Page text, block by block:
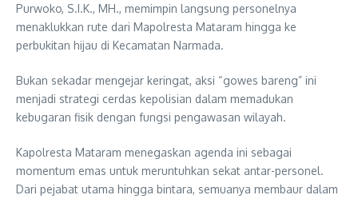
Purwoko, S.I.K., MH., memimpin langsung personelnya
menaklukkan rute dari Mapolresta Mataram hingga ke
perbukitan hijau di Kecamatan Narmada.
Bukan sekadar mengejar keringat, aksi “gowes bareng” ini
menjadi strategi cerdas kepolisian dalam memadukan
kebugaran fisik dengan fungsi pengawasan wilayah.
Kapolresta Mataram menegaskan agenda ini sebagai
momentum emas untuk meruntuhkan sekat antar-personel.
Dari pejabat utama hingga bintara, semuanya membaur dalam